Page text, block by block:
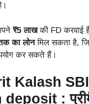
₹5 लाखकी FD करवाई
का लोनमिल सकता है,
कर सकते हैं।
Kalash SBI
: